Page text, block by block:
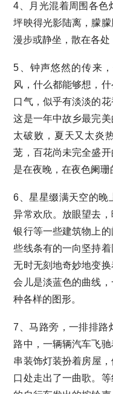
4、月光混着周围各色
坪映得光影陆离，朦
漫步或静坐，散在各处
5、钟声悠然的传来
风，什么都能够想，
口气，似乎有淡淡的
这是一年中故乡最完
太破败，夏天又太炎
茏，百花尚未完全盛
是在夜晚，在夜色阑珊
6、星星缀满天空的晚
异常欢欣。放眼望去
银行等一些建筑物上
些线条有的一向坚持
无时无刻地奇妙地变
会儿是淡蓝色的曲线
种各样的图形。
7、马路旁，一排排路
路中，一辆辆汽车飞
串装饰灯装扮着房屋
口处走出了一曲歌。